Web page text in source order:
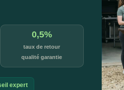
0,5%
taux de retour
qualité garantie
expert